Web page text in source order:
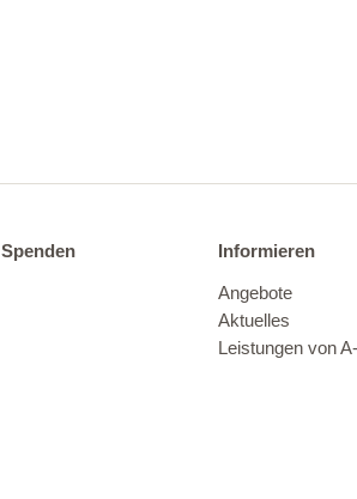
Spenden Informieren
Angebote
Aktuelles
Leistungen von